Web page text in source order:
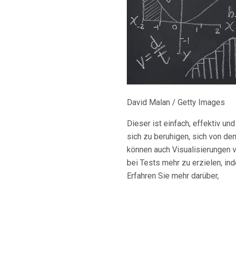
David Malan / Getty Images
Dieser ist einfach, effektiv
sich zu beruhigen, sich von
können auch Visualisierungen
bei Tests mehr zu erzielen,
Erfahren Sie mehr darüber,